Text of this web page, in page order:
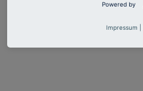
Powered by
Impressum